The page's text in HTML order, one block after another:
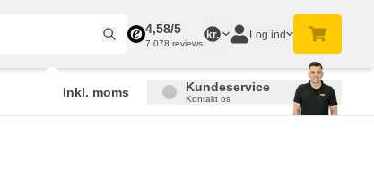
4,58/5
7.078 reviews
kr. Log ind
Inkl. moms Kundeservice
Kontakt os